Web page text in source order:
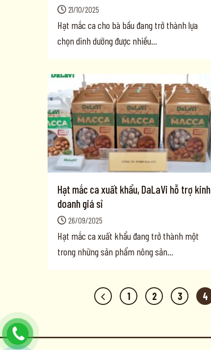
21/10/2025
Hạt mắc ca cho bà bầu đang trở thành lựa
chọn dinh dưỡng được nhiều...
Hạt mắc ca xuất khẩu, DaLaVi hỗ trợ kinh
doanh giá sỉ
26/09/2025
Hạt mắc ca xuất khẩu đang trở thành một
trong những sản phẩm nông sản...
1 2 3 4